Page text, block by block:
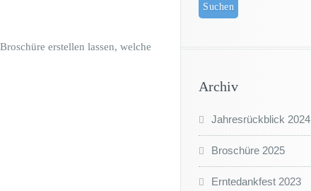
erstellen lassen, welche
Archiv
Jahresrückblick 2024
Broschüre 2025
Erntedankfest 2023